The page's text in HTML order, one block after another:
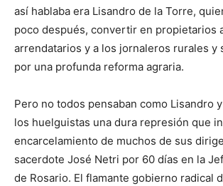
así hablaba era Lisandro de la Torre,
poco después, convertir en propietarios
arrendatarios y a los jornaleros rurales y
por una profunda reforma agraria.
Pero no todos pensaban como Lisandro
los huelguistas una dura represión que
encarcelamiento de muchos de sus
sacerdote José Netri por 60 días en la
de Rosario. El flamante gobierno radical